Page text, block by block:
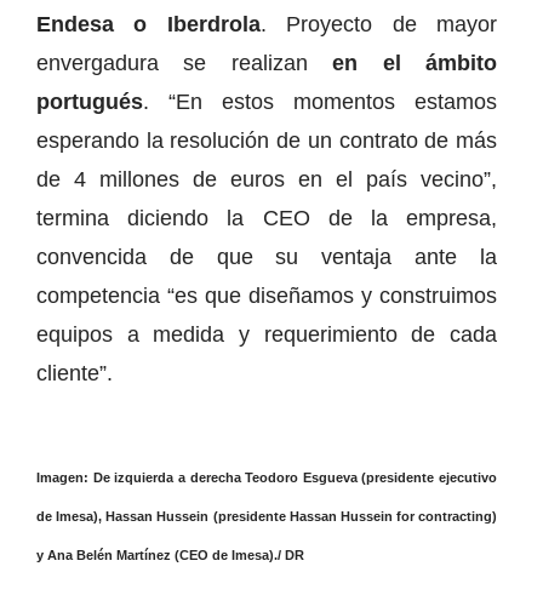
Endesa o Iberdrola. Proyecto de mayor
envergadura se realizanen el ámbito
portugués. “En estos momentos estamos
esperando la resolución de un contrato de más
de 4 millones de euros en el país vecino”,
termina diciendo la CEO de la empresa,
convencida de que su ventaja ante la
competencia “es que diseñamos y construimos
equipos a medida y requerimiento de cada
cliente”.
Imagen: De izquierda a derecha Teodoro Esgueva (presidente ejecutivo
de Imesa), Hassan Hussein (presidente Hassan Hussein for contracting)
y Ana Belén Martínez (CEO de Imesa)./ DR